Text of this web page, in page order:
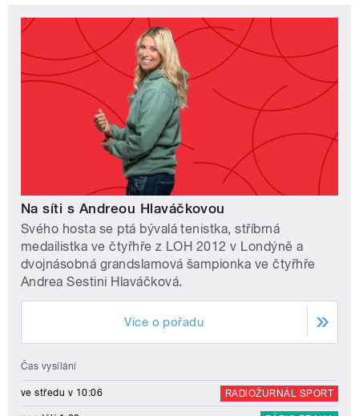
Na síti s Andreou Hlaváčkovou
Svého hosta se ptá bývalá tenistka, stříbrná
medailistka ve čtyřhře z LOH 2012 v Londýně a
dvojnásobná grandslamová šampionka ve čtyřhře
Andrea Sestini Hlaváčková.
Více o pořadu
Čas vysílání
ve středu v 10:06 RADIOŽURNÁL SPORT